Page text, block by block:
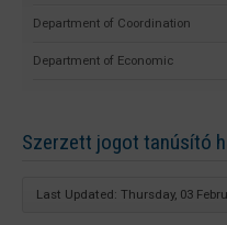
Department of Coordination
Department of Economic
Szerzett jogot tanúsító
Last Updated: Thursday, 03